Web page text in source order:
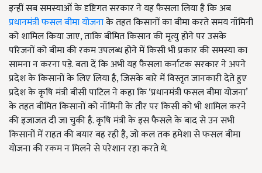
इन्हीं सब समस्याओं के दृष्टिगत सरकार ने यह फैसला लिया है कि अब
प्रधानमंत्री फसल बीमा योजनाके तहत किसानों का बीमा करते समय नॉमिनी
को शामिल किया जाए, ताकि बीमित किसान की मृत्यु होने पर उसके
परिजनों को बीमा की रकम उपलब्ध होने में किसी भी प्रकार की समस्या का
सामना न करना पड़े. बता दें कि अभी यह फैसला कर्नाटक सरकार ने अपने
प्रदेश के किसानों के लिए लिया है, जिसके बारे में विस्तृत जानकारी देते हुए
प्रदेश के कृषि मंत्री बीसी पाटिल ने कहा कि ‘प्रधानमंत्री फसल बीमा योजना’
के तहत बीमित किसानों को नॉमिनी के तौर पर किसी को भी शामिल करने
की इजाजत दी जा चुकी है. कृषि मंत्री के इस फैसले के बाद से उन सभी
किसानों में राहत की बयार बह रही है, जो कल तक हमेशा से फसल बीमा
योजना की रकम न मिलने से परेशान रहा करते थे.